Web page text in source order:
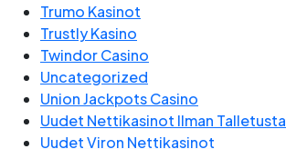
Trumo Kasinot
Trustly Kasino
Twindor Casino
Uncategorized
Union Jackpots Casino
Uudet Nettikasinot Ilman Talletusta
Uudet Viron Nettikasinot